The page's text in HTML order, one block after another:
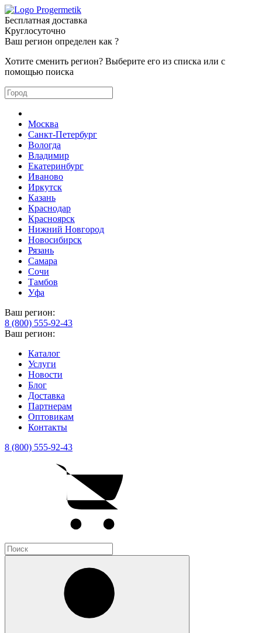
Бесплатная доставка
Круглосуточно
Ваш регион определен как ?
Хотите сменить регион? Выберите его из списка или с
помощью поиска
Москва
Санкт-Петербург
Вологда
Владимир
Екатеринбург
Иваново
Иркутск
Казань
Краснодар
Красноярск
Нижний Новгород
Новосибирск
Рязань
Самара
Сочи
Тамбов
Уфа
Ваш регион:
8 (800) 555-92-43
Ваш регион:
Каталог
Услуги
Новости
Блог
Доставка
Партнерам
Оптовикам
Контакты
8 (800) 555-92-43